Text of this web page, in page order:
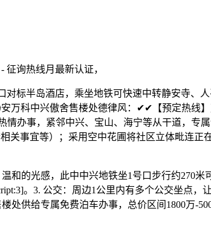
询热线月最新认证，
标半岛酒店，乘坐地铁可快速中转静安寺、
安万科中兴傲舍售楼处德律风：✔✔【预定热线
办事，紧邻中兴、宝山、海宁等从干道，专
关事宜等）；采用空中花圃将社区立体毗连正
的光感，此中中兴地铁坐1号口步行约270米可
。3. 公交：周边1公里内有多个公交坐点，
供给专属免费泊车办事，总价区间1800万-